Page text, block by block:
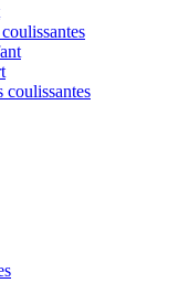
coulissantes